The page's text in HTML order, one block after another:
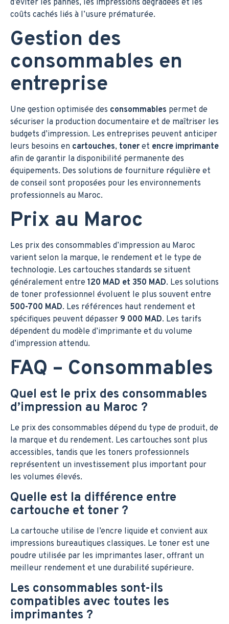
d’éviter les pannes, les impressions dégradées et les
coûts cachés liés à l’usure prématurée.
Gestion des
consommables en
entreprise
Une gestion optimisée des consommables permet de
sécuriser la production documentaire et de maîtriser les
budgets d’impression. Les entreprises peuvent anticiper
leurs besoins en cartouches, toner et encre imprimante
afin de garantir la disponibilité permanente des
équipements. Des solutions de fourniture régulière et
de conseil sont proposées pour les environnements
professionnels au Maroc.
Prix au Maroc
Les prix des consommables d’impression au Maroc
varient selon la marque, le rendement et le type de
technologie. Les cartouches standards se situent
généralement entre 120 MAD et 350 MAD. Les solutions
de toner professionnel évoluent le plus souvent entre
500-700 MAD. Les références haut rendement et
spécifiques peuvent dépasser 9 000 MAD. Les tarifs
dépendent du modèle d’imprimante et du volume
d’impression attendu.
FAQ – Consommables
Quel est le prix des consommables
d’impression au Maroc ?
Le prix des consommables dépend du type de produit, de
la marque et du rendement. Les cartouches sont plus
accessibles, tandis que les toners professionnels
représentent un investissement plus important pour
les volumes élevés.
Quelle est la différence entre
cartouche et toner ?
La cartouche utilise de l’encre liquide et convient aux
impressions bureautiques classiques. Le toner est une
poudre utilisée par les imprimantes laser, offrant un
meilleur rendement et une durabilité supérieure.
Les consommables sont-ils
compatibles avec toutes les
imprimantes ?